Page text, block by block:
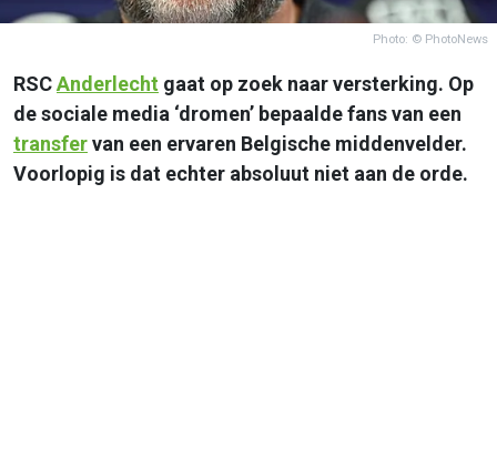
Photo: © PhotoNews
RSCAnderlecht gaat op zoek naar versterking. Op
de sociale media ‘dromen’ bepaalde fans van een
transfervan een ervaren Belgische middenvelder.
Voorlopig is dat echter absoluut niet aan de orde.